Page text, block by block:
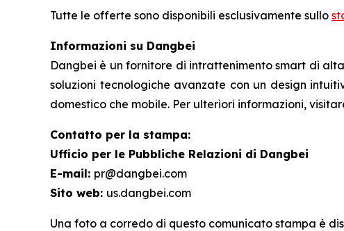
Tutte le offerte sono disponibili esclusivamente sullo
Informazioni su Dangbei
Dangbei è un fornitore di intrattenimento smart di
soluzioni tecnologiche avanzate con un design
domestico che mobile. Per ulteriori informazioni,
Contatto per la stampa:
Ufficio per le Pubbliche Relazioni di Dangbei
E-mail: pr@dangbei.com
Sito web: us.dangbei.com
Una foto a corredo di questo comunicato stampa è